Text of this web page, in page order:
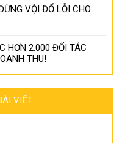
VỘI ĐỔ LỖI CHO
HƠN 2.000 ĐỐI TÁC
THU!
VIẾT